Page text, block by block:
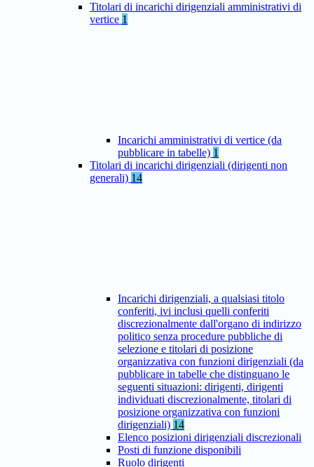
Titolari di incarichi dirigenziali amministrativi di
vertice 1
Incarichi amministrativi di vertice (da
pubblicare in tabelle) 1
Titolari di incarichi dirigenziali (dirigenti non
generali) 14
Incarichi dirigenziali, a qualsiasi titolo
conferiti, ivi inclusi quelli conferiti
discrezionalmente dall'organo di indirizzo
politico senza procedure pubbliche di
selezione e titolari di posizione
organizzativa con funzioni dirigenziali (da
pubblicare in tabelle che distinguano le
seguenti situazioni: dirigenti, dirigenti
individuati discrezionalmente, titolari di
posizione organizzativa con funzioni
dirigenziali) 14
Elenco posizioni dirigenziali discrezionali
Posti di funzione disponibili
Ruolo dirigenti